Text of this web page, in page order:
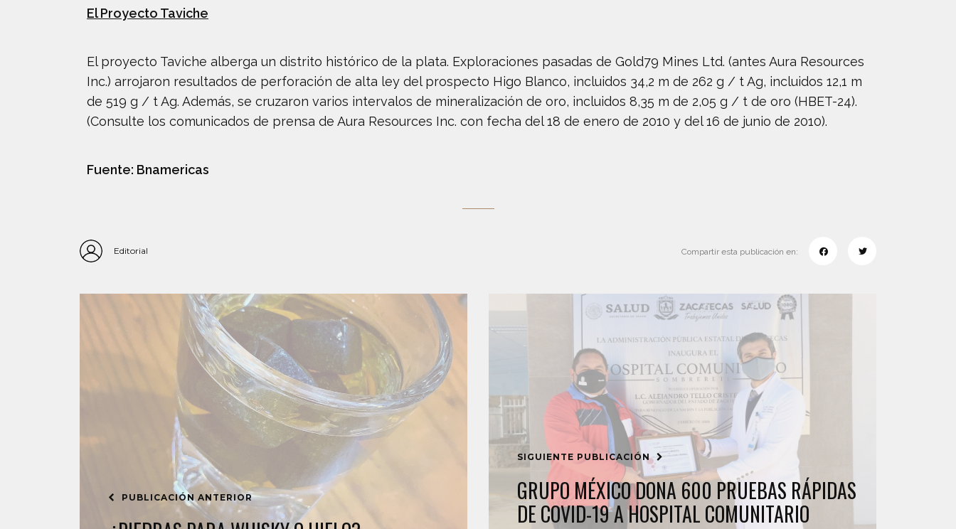
El Proyecto Taviche
El proyecto Taviche alberga un distrito histórico de la plata. Exploraciones pasadas de Gold79 Mines Ltd. (antes Aura Resources
Inc.) arrojaron resultados de perforación de alta ley del prospecto Higo Blanco, incluidos 34,2 m de 262 g / t Ag, incluidos 12,1 m
de 519 g / t Ag. Además, se cruzaron varios intervalos de mineralización de oro, incluidos 8,35 m de 2,05 g / t de oro (HBET-24).
(Consulte los comunicados de prensa de Aura Resources Inc. con fecha del 18 de enero de 2010 y del 16 de junio de 2010).
Fuente: Bnamericas
Editorial Compartir esta publicación en:
PUBLICACIÓN ANTERIOR
SIGUIENTE PUBLICACIÓN
GRUPO MÉXICO DONA 600 PRUEBAS RÁPIDAS
DE COVID-19 A HOSPITAL COMUNITARIO